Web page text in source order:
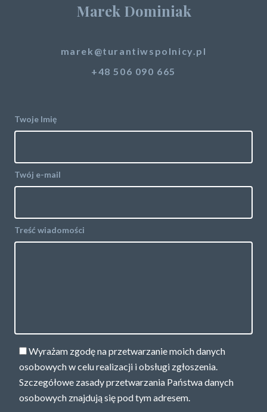
Marek Dominiak
marek@turantiwspolnicy.pl
+48 506 090 665
Twoje Imię
Twój e-mail
Treść wiadomości
Wyrażam zgodę na przetwarzanie moich danych
osobowych w celu realizacji i obsługi zgłoszenia.
Szczegółowe zasady przetwarzania Państwa danych
osobowych znajdują się podtym adresem.